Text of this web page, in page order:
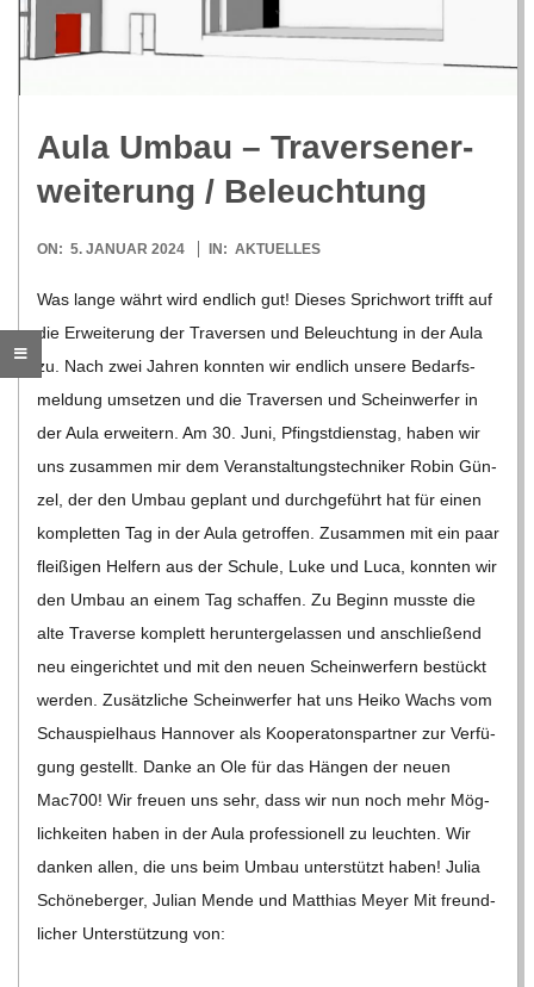
R
E
-
G
O
L
D
S
C
H
M
D
T
Aula Umbau – Tra­ver­sen­er­
wei­te­rung /​ Beleuch­tung
2024-
ON: 5. JANUAR 2024 IN: AKTUELLES
Was lange währt wird end­lich gut! Die­ses Sprich­wort trifft auf
die Erwei­te­rung der Tra­ver­sen und Beleuch­tung in der Aula
zu. Nach zwei Jah­ren konn­ten wir end­lich unsere Bedarfs­
mel­dung umset­zen und die Tra­ver­sen und Schein­wer­fer in
der Aula erwei­tern. Am 30. Juni, Pfingst­diens­tag, haben wir
uns zusam­men mir dem Ver­an­stal­tungs­tech­ni­ker Robin Gün­
zel, der den Umbau geplant und durch­ge­führt hat für einen
kom­plet­ten Tag in der Aula getrof­fen. Zusam­men mit ein paar
flei­ßi­gen Hel­fern aus der Schule, Luke und Luca, konn­ten wir
den Umbau an einem Tag schaf­fen. Zu Beginn musste die
alte Tra­verse kom­plett her­un­ter­ge­las­sen und anschlie­ßend
neu ein­ge­rich­tet und mit den neuen Schein­wer­fern bestückt
wer­den. Zusätz­li­che Schein­wer­fer hat uns Heiko Wachs vom
Schau­spiel­haus Han­no­ver als Koope­ra­tons­part­ner zur Ver­fü­
gung gestellt. Danke an Ole für das Hän­gen der neuen
Mac700! Wir freuen uns sehr, dass wir nun noch mehr Mög­
lich­kei­ten haben in der Aula pro­fes­sio­nell zu leuch­ten. Wir
dan­ken allen, die uns beim Umbau unter­stützt haben! Julia
Schö­ne­ber­ger, Julian Mende und Mat­thias Meyer Mit freund­
li­cher Unter­stüt­zung von: